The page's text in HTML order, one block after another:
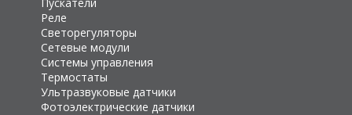
Реле
Светорегуляторы
Сетевые модули
Системы управления
Термостаты
Ультразвуковые датчики
Фотоэлектрические датчики